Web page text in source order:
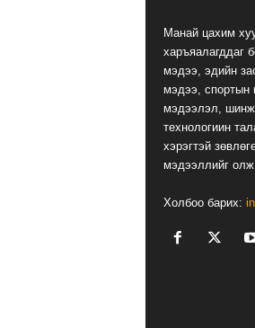
Манай цахим
харъяалагддаг
мэдээ, эдийн
мэдээ, спортын
мэдээлэл,
технологиин
хэрэгтэй
мэдээллийг
Холбоо барих: